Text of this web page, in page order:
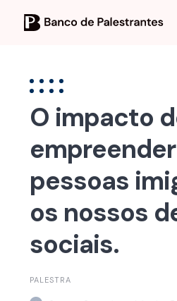
O impacto
pessoas
os nossos
sociais.
PALESTRA